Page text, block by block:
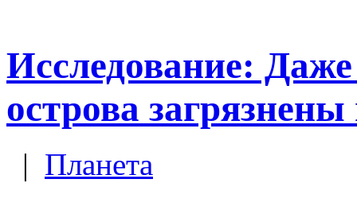
Исследование:
острова
| Планета